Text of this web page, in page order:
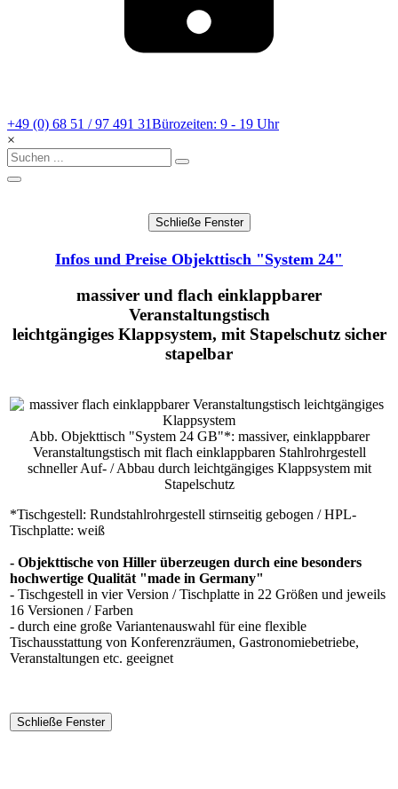
+49 (0) 68 51 / 97 491 31Bürozeiten: 9 - 19 Uhr
×
Infos und Preise Objekttisch "System 24"
massiver und flach einklappbarer
Veranstaltungstisch
leichtgängiges Klappsystem, mit Stapelschutz sicher
stapelbar
Abb. Objekttisch "System 24 GB"*: massiver, einklappbarer
Veranstaltungstisch mit flach einklappbaren Stahlrohrgestell
schneller Auf- / Abbau durch leichtgängiges Klappsystem mit
Stapelschutz
*Tischgestell: Rundstahlrohrgestell stirnseitig gebogen / HPL-
Tischplatte: weiß
- Objekttische von Hiller überzeugen durch eine besonders
hochwertige Qualität "made in Germany"
- Tischgestell in vier Version / Tischplatte in 22 Größen und jeweils
16 Versionen / Farben
- durch eine große Variantenauswahl für eine flexible
Tischausstattung von Konferenzräumen, Gastronomiebetriebe,
Veranstaltungen etc. geeignet